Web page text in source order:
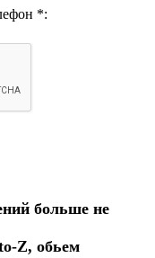
*:
больше не
Z, обьем